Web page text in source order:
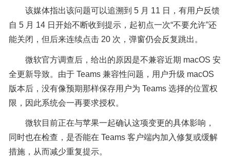
该媒体指出该问题可以追溯到 5 月 11 日，有用户反馈
自 5 月 14 日开始不断收到提示，起初点一次“不要允许”还
能关闭，但后来连续点击 20 次，弹窗仍会反复跳出。
微软官方调查后，给出的原因是不兼容近期 macOS 安
全更新导致。由于 Teams 兼容性问题，用户升级 macOS
版本后，没有像预期那样保存用户为 Teams 选择的位置权
限，因此系统会一再要求授权。
微软目前正在与苹果一起确认这项变更的具体影响，
同时也在检查，是否能在 Teams 客户端内加入修复或缓解
措施，从而减少重复提示。